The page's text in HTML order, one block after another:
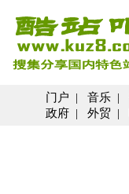
门户 | 音乐 |
政府 | 外贸 |